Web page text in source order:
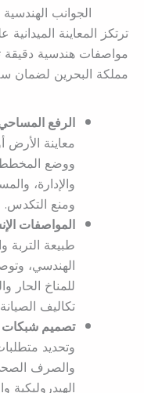
الجوانب
ترتكز المعاينة
مواصفات هندسية دقيقة
مملكة البحرين لضمان
الرفع
معاينة الأرض
ووضع المخطط
والإدارة،
ومنع التكدس.
المواصفات
طبيعة التربة
الهندسي،
للمناخ الحار
تكاليف
تصميم شبكات
وتحديد
والصرف
الهيدروليكية